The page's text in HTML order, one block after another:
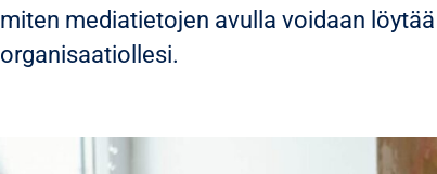
miten mediatietojen avulla voidaan
organisaatiollesi.